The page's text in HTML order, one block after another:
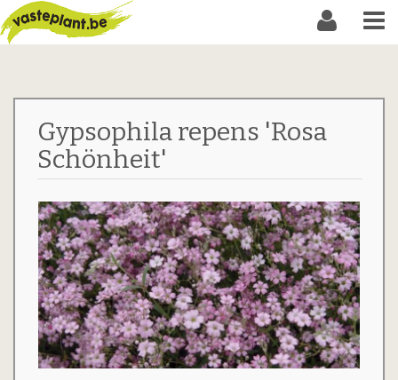
Gypsophila repens 'Rosa
Schönheit'